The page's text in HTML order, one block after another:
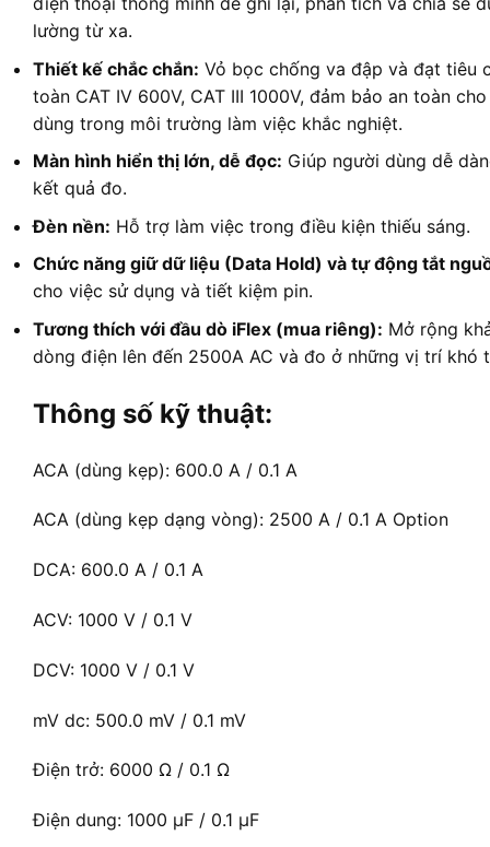
lường từ xa.
Thiết kế chắc chắn: Vỏ bọc chống va đập và đạt tiêu
toàn CAT IV 600V, CAT III 1000V, đảm bảo an toàn
dùng trong môi trường làm việc khắc nghiệt.
Màn hình hiển thị lớn, dễ đọc: Giúp người dùng dễ
kết quả đo.
Đèn nền: Hỗ trợ làm việc trong điều kiện thiếu sáng.
Chức năng giữ dữ liệu (Data Hold) và tự động tắt
cho việc sử dụng và tiết kiệm pin.
Tương thích với đầu dò iFlex (mua riêng): Mở rộng
dòng điện lên đến 2500A AC và đo ở những vị trí khó
Thông số kỹ thuật:
ACA (dùng kẹp): 600.0 A / 0.1 A
ACA (dùng kẹp dạng vòng): 2500 A / 0.1 A Option
DCA: 600.0 A / 0.1 A
ACV: 1000 V / 0.1 V
DCV: 1000 V / 0.1 V
mV dc: 500.0 mV / 0.1 mV
Điện trở: 6000 Ω / 0.1 Ω
Điện dung: 1000 μF / 0.1 μF